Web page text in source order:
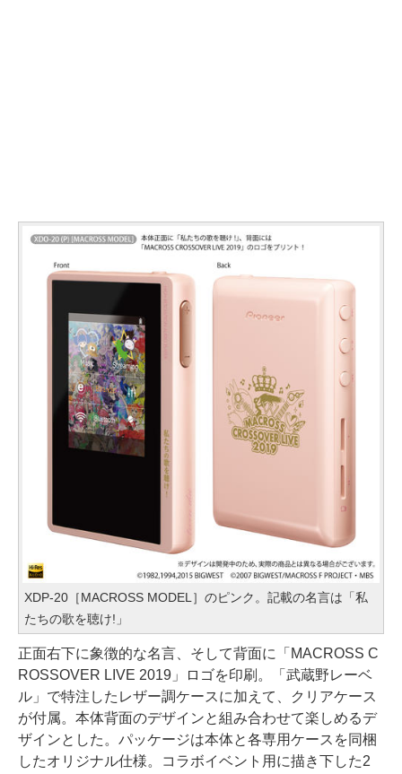
XDP-20［MACROSS MODEL］のピンク。記載の名言は「私
たちの歌を聴け!」
正面右下に象徴的な名言、そして背面に「MACROSS C
ROSSOVER LIVE 2019」ロゴを印刷。「武蔵野レーベ
ル」で特注したレザー調ケースに加えて、クリアケース
が付属。本体背面のデザインと組み合わせて楽しめるデ
ザインとした。パッケージは本体と各専用ケースを同梱
したオリジナル仕様。コラボイベント用に描き下した2